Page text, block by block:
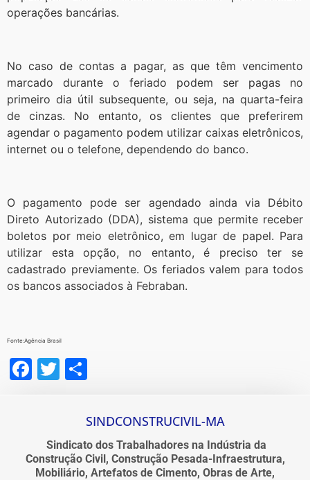
operações bancárias.
No caso de contas a pagar, as que têm vencimento
marcado durante o feriado podem ser pagas no
primeiro dia útil subsequente, ou seja, na quarta-feira
de cinzas. No entanto, os clientes que preferirem
agendar o pagamento podem utilizar caixas eletrônicos,
internet ou o telefone, dependendo do banco.
O pagamento pode ser agendado ainda via Débito
Direto Autorizado (DDA), sistema que permite receber
boletos por meio eletrônico, em lugar de papel. Para
utilizar esta opção, no entanto, é preciso ter se
cadastrado previamente. Os feriados valem para todos
os bancos associados à Febraban.
Fonte:Agência Brasil
Facebook
Twitter
SINDCONSTRUCIVIL-MA
Sindicato dos Trabalhadores na Indústria da
Construção Civil, Construção Pesada-Infraestrutura,
Mobiliário, Artefatos de Cimento, Obras de Arte,